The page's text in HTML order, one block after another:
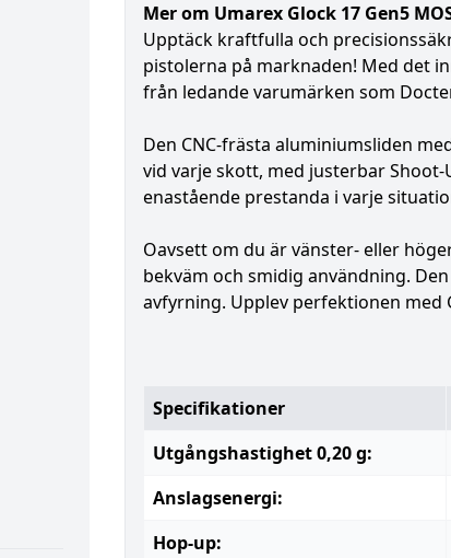
Mer om Umarex Glock 17 Gen5
Upptäck kraftfulla och
pistolerna på marknaden! Med det
från ledande varumärken som
Den CNC-frästa aluminiumsliden
vid varje skott, med justerbar
enastående prestanda i varje
Oavsett om du är vänster- eller
bekväm och smidig användning.
avfyrning. Upplev perfektionen med
Specifikationer
Utgångshastighet 0,20 g:
Anslagsenergi:
Hop-up: